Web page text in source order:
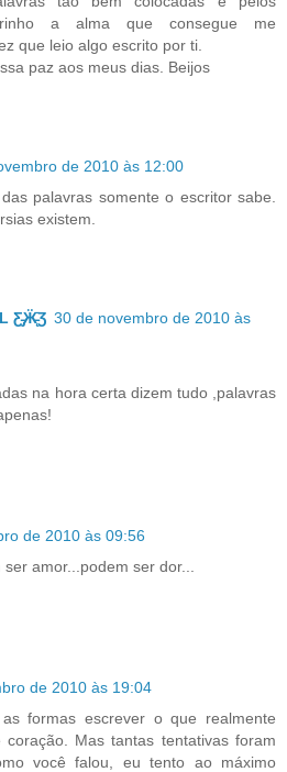
a alma que consegue me
que leio algo escrito por ti.
paz aos meus dias. Beijos
de 2010 às 12:00
palavras somente o escritor sabe.
existem.
Ƹ̵̡Ӝ̵̨̄Ʒ 30 de novembro de 2010 às
na hora certa dizem tudo ,palavras
de 2010 às 09:56
amor...podem ser dor...
de 2010 às 19:04
formas escrever o que realmente
coração. Mas tantas tentativas foram
você falou, eu tento ao máximo